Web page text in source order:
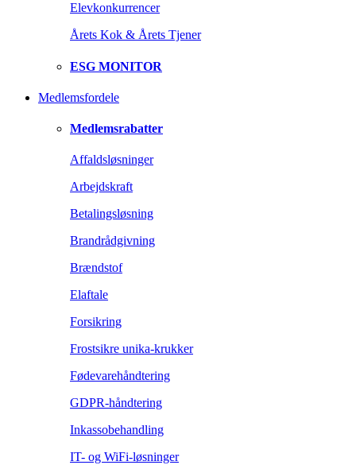
Elevkonkurrencer
Årets Kok & Årets Tjener
ESG MONITOR
Medlemsfordele
Medlemsrabatter
Affaldsløsninger
Arbejdskraft
Betalingsløsning
Brandrådgivning
Brændstof
Elaftale
Forsikring
Frostsikre unika-krukker
Fødevarehåndtering
GDPR-håndtering
Inkassobehandling
IT- og WiFi-løsninger